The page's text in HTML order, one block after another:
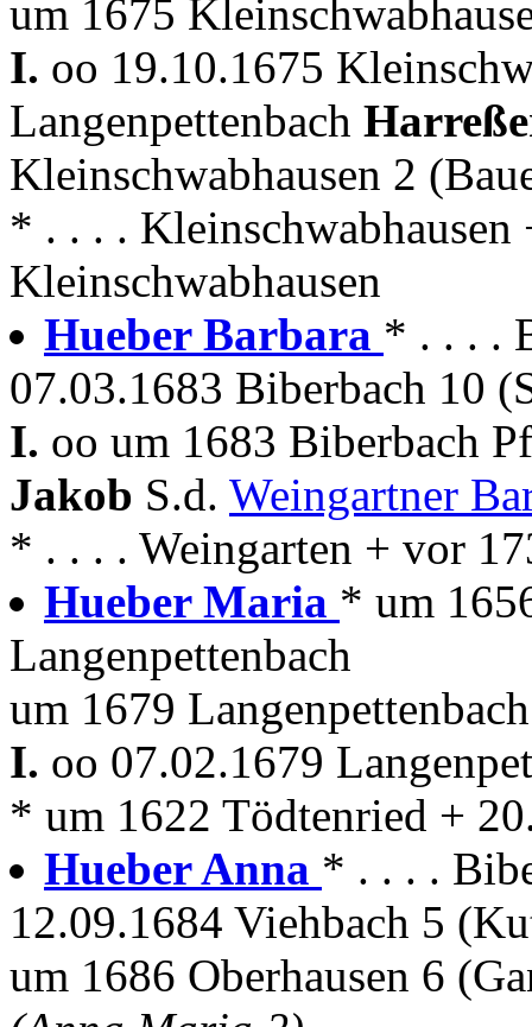
um 1675
I. oo 19.10.1675
Langenpettenbach
Kleinschwabhausen 2
* . . . . Kleinschwabhausen
Kleinschwabhausen
Hueber Barbara * . . . .
07.03.1683 Biberbach 10
I. oo um 1683 Biberbach
Jakob S.d. Weingartner
* . . . . Weingarten + vor
Hueber Maria * um
Langenpettenbach
um 1679
I. oo 07.02.1679
* um 1622 Tödtenried +
Hueber Anna * . . . .
12.09.1684 Viehbach 5
um 1686 Oberhausen 6